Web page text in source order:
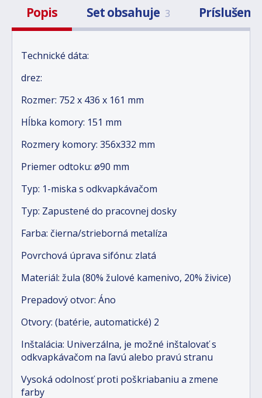
Popis Set obsahuje 3
Technické dáta:
drez:
Rozmer: 752 x 436 x 161 mm
Hĺbka komory: 151 mm
Rozmery komory: 356x332 mm
Priemer odtoku: ø90 mm
Typ: 1-miska s odkvapkávačom
Typ: Zapustené do pracovnej dosky
Farba: čierna/strieborná metalíza
Povrchová úprava sifónu: zlatá
Materiál: žula (80% žulové kamenivo, 20% živice)
Prepadový otvor: Áno
Otvory: (batérie, automatické) 2
Inštalácia: Univerzálna, je možné inštalovať s
odkvapkávačom na ľavú alebo pravú stranu
Vysoká odolnosť proti poškriabaniu a zmene
farby